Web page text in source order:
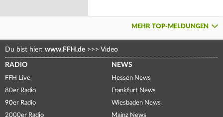
MEHR TOP-MELDUNGEN
Du bist hier: www.FFH.de >>> Video
RADIO
FFH Live
80er Radio
90er Radio
2000er Radio
NEWS
Hessen News
Frankfurt News
Wiesbaden News
Mainz News